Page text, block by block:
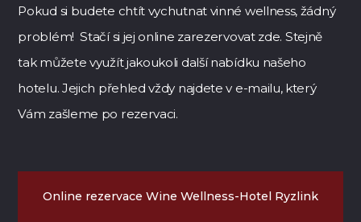
Pokud si budete chtít vychutnat vinné wellness, žádný
problém! Stačí si jej online zarezervovat zde. Stejně
tak můžete využít jakoukoli další nabídku našeho
hotelu. Jejich přehled vždy najdete v e-mailu, který
Vám zašleme po rezervaci.
Online rezervace Wine Wellness-Hotel Ryzlink